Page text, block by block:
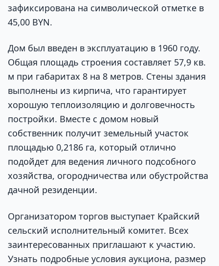
зафиксирована на символической отметке в
45,00 BYN.
Дом был введен в эксплуатацию в 1960 году.
Общая площадь строения составляет 57,9 кв.
м при габаритах 8 на 8 метров. Стены здания
выполнены из кирпича, что гарантирует
хорошую теплоизоляцию и долговечность
постройки. Вместе с домом новый
собственник получит земельный участок
площадью 0,2186 га, который отлично
подойдет для ведения личного подсобного
хозяйства, огородничества или обустройства
дачной резиденции.
Организатором торгов выступает Крайский
сельский исполнительный комитет. Всех
заинтересованных приглашают к участию.
Узнать подробные условия аукциона, размер